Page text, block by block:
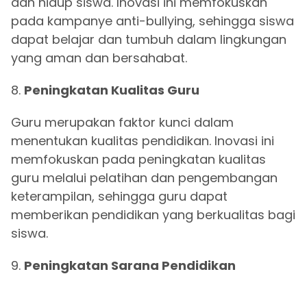
pada kampanye anti-bullying, sehingga siswa
dapat belajar dan tumbuh dalam lingkungan
yang aman dan bersahabat.
8. Peningkatan Kualitas Guru
Guru merupakan faktor kunci dalam
menentukan kualitas pendidikan. Inovasi ini
memfokuskan pada peningkatan kualitas
guru melalui pelatihan dan pengembangan
keterampilan, sehingga guru dapat
memberikan pendidikan yang berkualitas bagi
siswa.
9. Peningkatan Sarana Pendidikan